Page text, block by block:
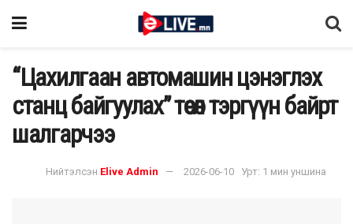
“Цахилгаан автомашин цэнэглэх
станц байгуулах” төсөл тэргүүн байрт
шалгарчээ
Нийтэлсэн Elive Admin 2026-06-10 Урт: 1 мин уншина